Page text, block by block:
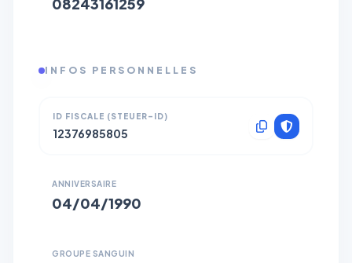
INFOS PERSONNELLES
ID FISCALE (STEUER-ID)
12376985805
ANNIVERSAIRE
04/04/1990
GROUPE SANGUIN